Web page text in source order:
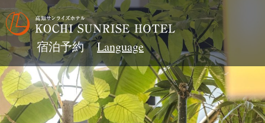
宿泊予約